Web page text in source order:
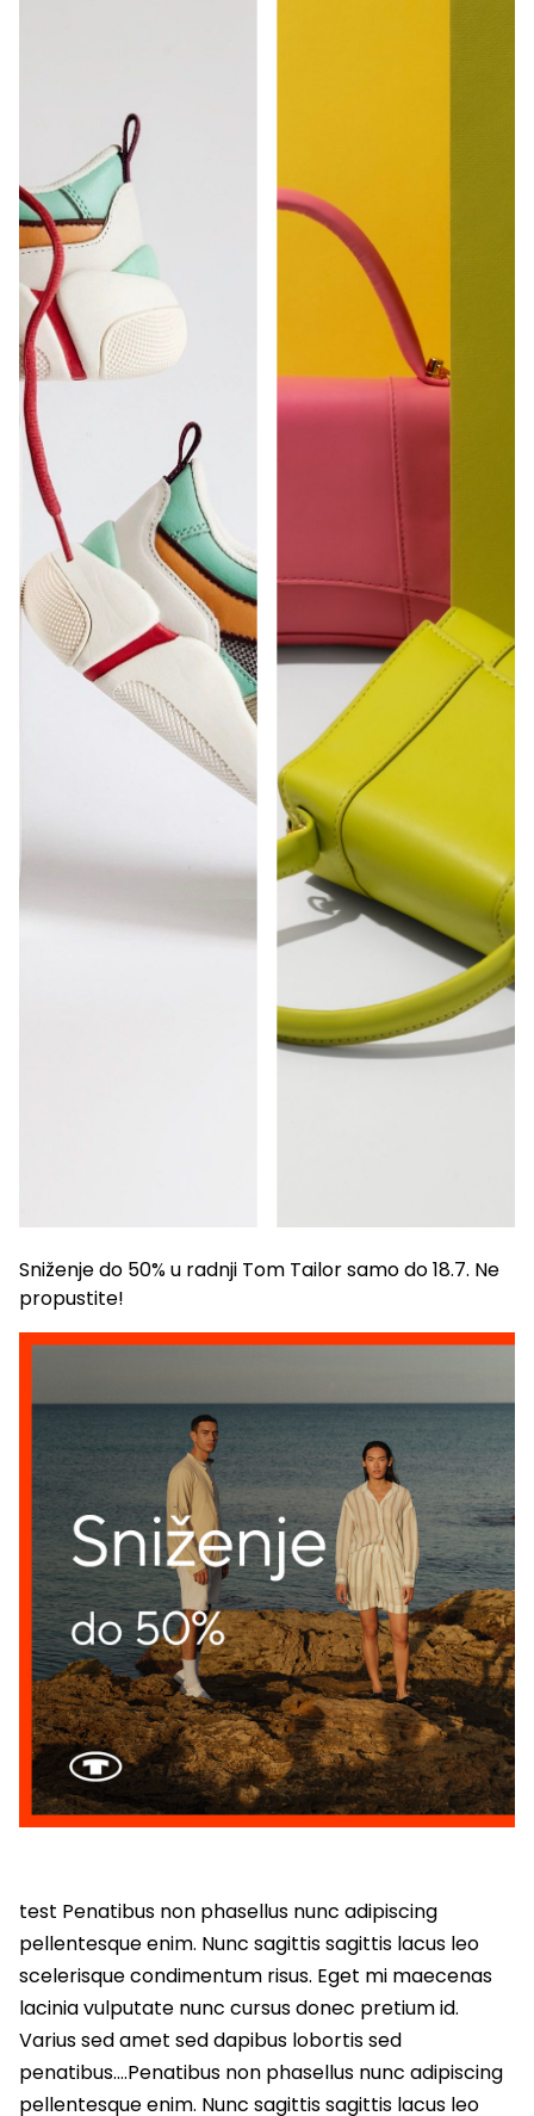
Sniženje do 50% u radnji Tom Tailor samo do 18.7. Ne
propustite!
test Penatibus non phasellus nunc adipiscing
pellentesque enim. Nunc sagittis sagittis lacus leo
scelerisque condimentum risus. Eget mi maecenas
lacinia vulputate nunc cursus donec pretium id.
Varius sed amet sed dapibus lobortis sed
penatibus….Penatibus non phasellus nunc adipiscing
pellentesque enim. Nunc sagittis sagittis lacus leo